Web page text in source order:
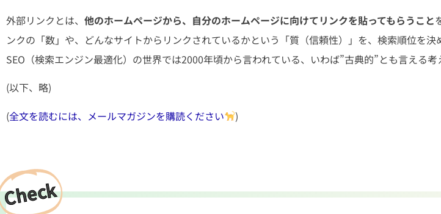
外部リンクとは、 他のホームページから、自分のホームページに向けてリンクを貼ってもらうこと
ンクの「数」や、どんなサイトからリンクされているかという「質（信頼性）」を、検索順位を決
SEO（検索エンジン最適化）の世界では2000年頃から言われている、いわば”古典的”とも言える考
(以下、略)
(全文を読むには、メールマガジンを購読ください )
Check